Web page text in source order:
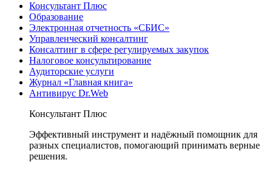
Консультант Плюс
Образование
Электронная отчетность «СБИС»
Управленческий консалтинг
Консалтинг в сфере регулируемых закупок
Налоговое консультирование
Аудиторские услуги
Журнал «Главная книга»
Антивирус Dr.Web
Консультант Плюс
Эффективный инструмент и надёжный помощник для
разных специалистов, помогающий принимать верные
решения.